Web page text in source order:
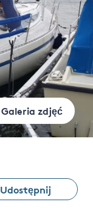
Galeria zdjęć
Udostępnij